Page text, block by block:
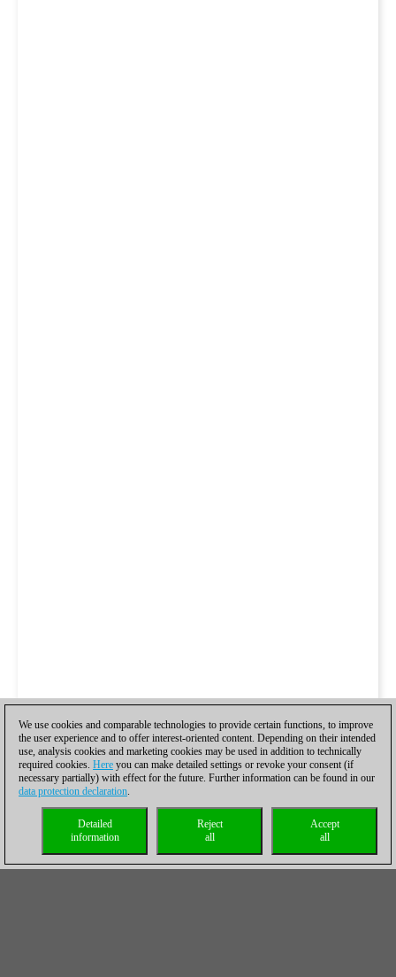
We use cookies and comparable technologies to provide certain functions, to improve
the user experience and to offer interest-oriented content. Depending on their intended
use, analysis cookies and marketing cookies may be used in addition to technically
required cookies. Here you can make detailed settings or revoke your consent (if
necessary partially) with effect for the future. Further information can be found in our
data protection declaration.
Accept
all
Reject
all
Detailed
information